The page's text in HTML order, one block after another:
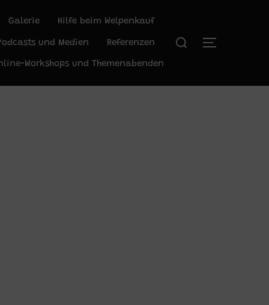
Galerie Hilfe beim Welpenkauf
und Medien Referenzen
Workshops und Themenabenden
Suchen